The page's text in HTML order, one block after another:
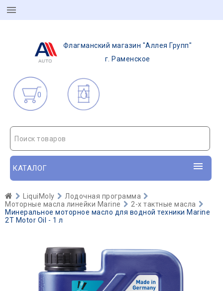
Флагманский магазин "Аллея Групп"
г. Раменское
0
Поиск товаров
КАТАЛОГ
LiquiMoly
Лодочная программа
Моторные масла линейки Marine
2-х тактные масла
Минеральное моторное масло для водной техники Marine
2T Motor Oil - 1 л